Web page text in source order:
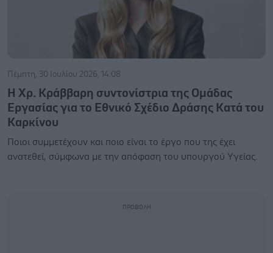
Πέμπτη, 30 Ιουλίου 2026, 14:08
Η Χρ. Κράββαρη συντονίστρια της Ομάδας
Εργασίας για το Εθνικό Σχέδιο Δράσης Κατά του
Καρκίνου
Ποιοι συμμετέχουν και ποιο είναι το έργο που της έχει
ανατεθεί, σύμφωνα με την απόφαση του υπουργού Υγείας.